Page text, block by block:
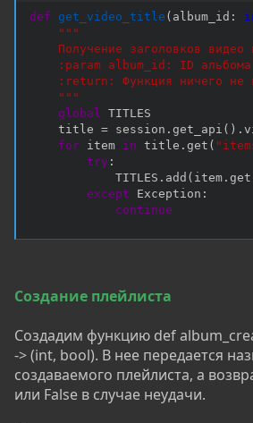
def get_video_title ( album_id :
"""
Получение заголовков видео
:param album_id: ID альбома
:return: Функция ничего не
    """
global TITLES
    title
= session . get_api ( ) .
for item in title . get (
try :
            TITLES
. add ( item . get
except Exception :
continue
Создание плейлиста
Создадим функцию def
-> (int, bool). В нее передается
создаваемого плейлиста, а
или False в случае неудачи.